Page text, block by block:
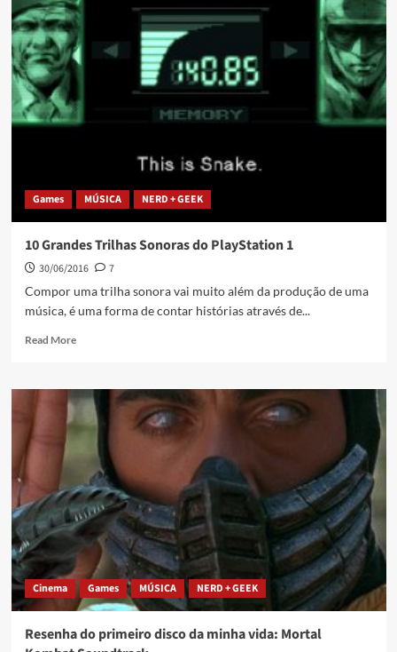
Games MÚSICA NERD + GEEK
10 Grandes Trilhas Sonoras do PlayStation 1
30/06/2016
7
Compor uma trilha sonora vai muito além da produção de uma
música, é uma forma de contar histórias através de...
Read More
Cinema Games MÚSICA NERD + GEEK
Resenha do primeiro disco da minha vida: Mortal